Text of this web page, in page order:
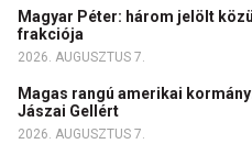
Magyar Péter: három jelölt
frakciója
2026. AUGUSZTUS 7.
Magas rangú amerikai
Jászai Gellért
2026. AUGUSZTUS 7.